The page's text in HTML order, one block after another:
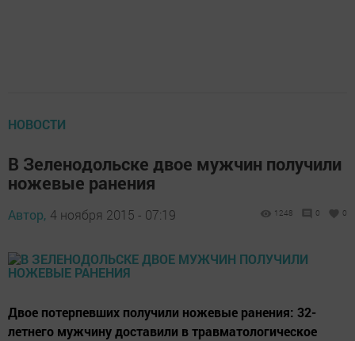
НОВОСТИ
В Зеленодольске двое мужчин получили
ножевые ранения
Автор, 4 ноября 2015 - 07:19 1248 0 0
Двое потерпевших получили ножевые ранения: 32-
летнего мужчину доставили в травматологическое